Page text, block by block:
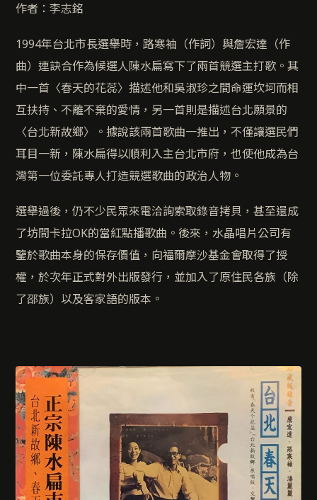
作者：李志銘
1994年台北市長選舉時，路寒袖（作詞）與詹宏達（作
曲）連訣合作為候選人陳水扁寫下了兩首競選主打歌。其
中一首〈春天的花蕊〉描述他和吳淑珍之間命運坎坷而相
互扶持、不離不棄的愛情，另一首則是描述台北願景的
〈台北新故鄉〉。據說該兩首歌曲一推出，不僅讓選民們
耳目一新，陳水扁得以順利入主台北市府，也使他成為台
灣第一位委託專人打造競選歌曲的政治人物。
選舉過後，仍不少民眾來電洽詢索取錄音拷貝，甚至還成
了坊間卡拉OK的當紅點播歌曲。後來，水晶唱片公司有
鑒於歌曲本身的保存價值，向福爾摩沙基金會取得了授
權，於次年正式對外出版發行，並加入了原住民各族（除
了邵族）以及客家語的版本。